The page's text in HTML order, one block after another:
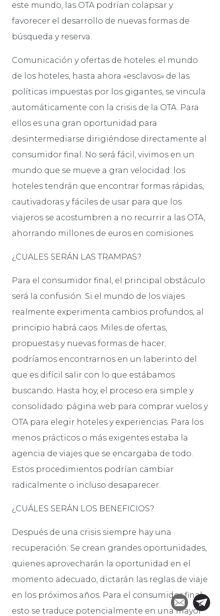
este mundo, las OTA podrían colapsar y
favorecer el desarrollo de nuevas formas de
búsqueda y reserva.
Comunicación y ofertas de hoteles: el mundo
de los hoteles, hasta ahora «esclavos» de las
políticas impuestas por los gigantes, se vincula
automáticamente con la crisis de la OTA. Para
ellos es una gran oportunidad para
desintermediarse dirigiéndose directamente al
consumidor final. No será fácil, vivimos en un
mundo que se mueve a gran velocidad: los
hoteles tendrán que encontrar formas rápidas,
cautivadoras y fáciles de usar para que los
viajeros se acostumbren a no recurrir a las OTA,
ahorrando millones de euros en comisiones.
¿CUALES SERÁN LAS TRAMPAS?
Para el consumidor final, el principal obstáculo
será la confusión. Si el mundo de los viajes
realmente experimenta cambios profundos, al
principio habrá caos. Miles de ofertas,
propuestas y nuevas formas de hacer;
podríamos encontrarnos en un laberinto del
que es difícil salir con lo que estábamos
buscando. Hasta hoy, el proceso era simple y
consolidado: página web para comprar vuelos y
OTA para elegir hoteles y experiencias. Para los
menos prácticos o más exigentes estaba la
agencia de viajes que se encargaba de todo.
Estos procedimientos podrían cambiar
radicalmente o incluso desaparecer.
¿CUÁLES SERÁN LOS BENEFICIOS?
Después de una crisis siempre hay una
recuperación. Se crean grandes oportunidades,
quienes aprovecharán la oportunidad en el
momento adecuado, dictarán las reglas de viaje
en los próximos años. Para el consumidor final,
esto se traduce potencialmente en una mayor